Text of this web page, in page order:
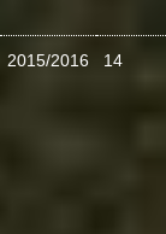
2015/2016 14